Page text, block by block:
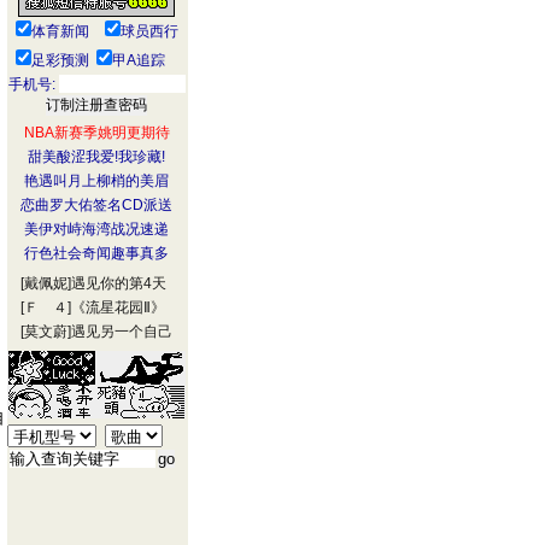
体育新闻
球员西行
足彩预测
甲A追踪
手机号:
NBA新赛季姚明更期待
甜美酸涩我爱!我珍藏!
艳遇叫月上柳梢的美眉
恋曲罗大佑签名CD派送
美伊对峙海湾战况速递
行色社会奇闻趣事真多
[戴佩妮]遇见你的第4天
[Ｆ ４] 《流星花园Ⅱ》
[莫文蔚]遇见另一个自己